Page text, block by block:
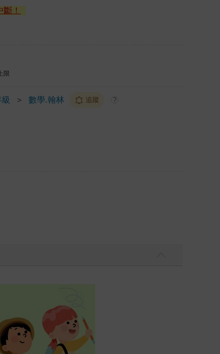
！
限
＞ 數學.翰林 追蹤 ?